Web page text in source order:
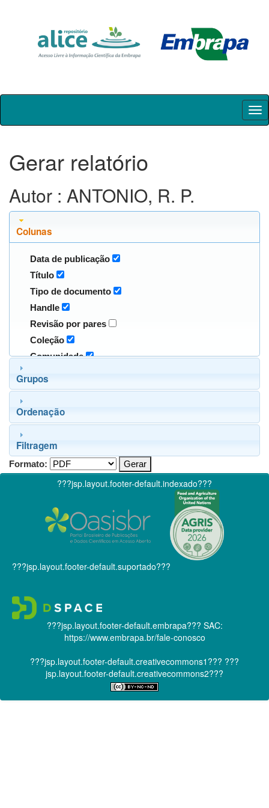
Skip
Gerar relatório
Autor : ANTONIO, R. P.
Colunas
Data de publicação
Título
Tipo de documento
Handle
Revisão por pares
Coleção
Comunidade
Grupos
Ordenação
Filtragem
Formato:
???jsp.layout.footer-default.indexado???
???jsp.layout.footer-default.suportado???
???jsp.layout.footer-default.embrapa??? SAC:
https://www.embrapa.br/fale-conosco
???jsp.layout.footer-default.creativecommons1??? ???
jsp.layout.footer-default.creativecommons2???